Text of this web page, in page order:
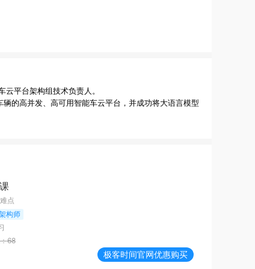
平台架构组技术负责人。
的高并发、高可用智能车云平台，并成功将大语言模型
点
构师
68
极客时间官网优惠购买